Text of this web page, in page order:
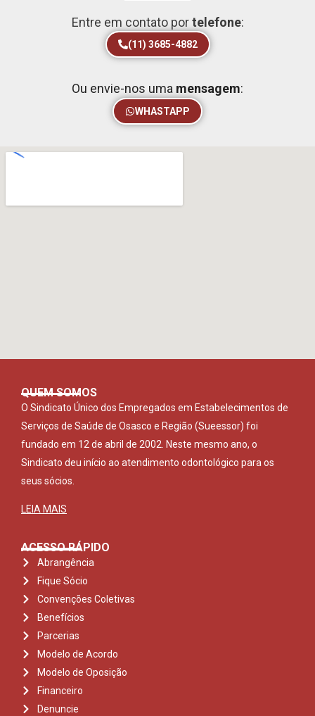
Entre em contato portelefone:
(11) 3685-4882
Ou envie-nos uma mensagem:
WHASTAPP
QUEM SOMOS
O Sindicato Único dos Empregados em Estabelecimentos de
Serviços de Saúde de Osasco e Região (Sueessor) foi
fundado em 12 de abril de 2002. Neste mesmo ano, o
Sindicato deu início ao atendimento odontológico para os
seus sócios.
LEIA MAIS
ACESSO RÁPIDO
Abrangência
Fique Sócio
Convenções Coletivas
Benefícios
Parcerias
Modelo de Acordo
Modelo de Oposição
Financeiro
Denuncie